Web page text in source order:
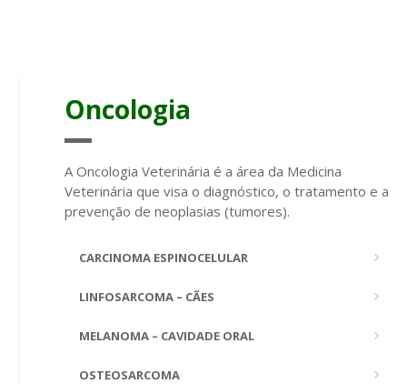
Oncologia
A Oncologia Veterinária é a área da Medicina
Veterinária que visa o diagnóstico, o tratamento e a
prevenção de neoplasias (tumores).
CARCINOMA ESPINOCELULAR
LINFOSARCOMA – CÃES
MELANOMA – CAVIDADE ORAL
OSTEOSARCOMA